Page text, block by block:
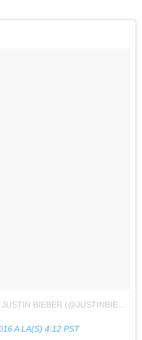
UNA FOTO PUBLICADA POR JUSTIN BIEBER (@JUSTINBIEBER)
A LA(S) 4:12 PST